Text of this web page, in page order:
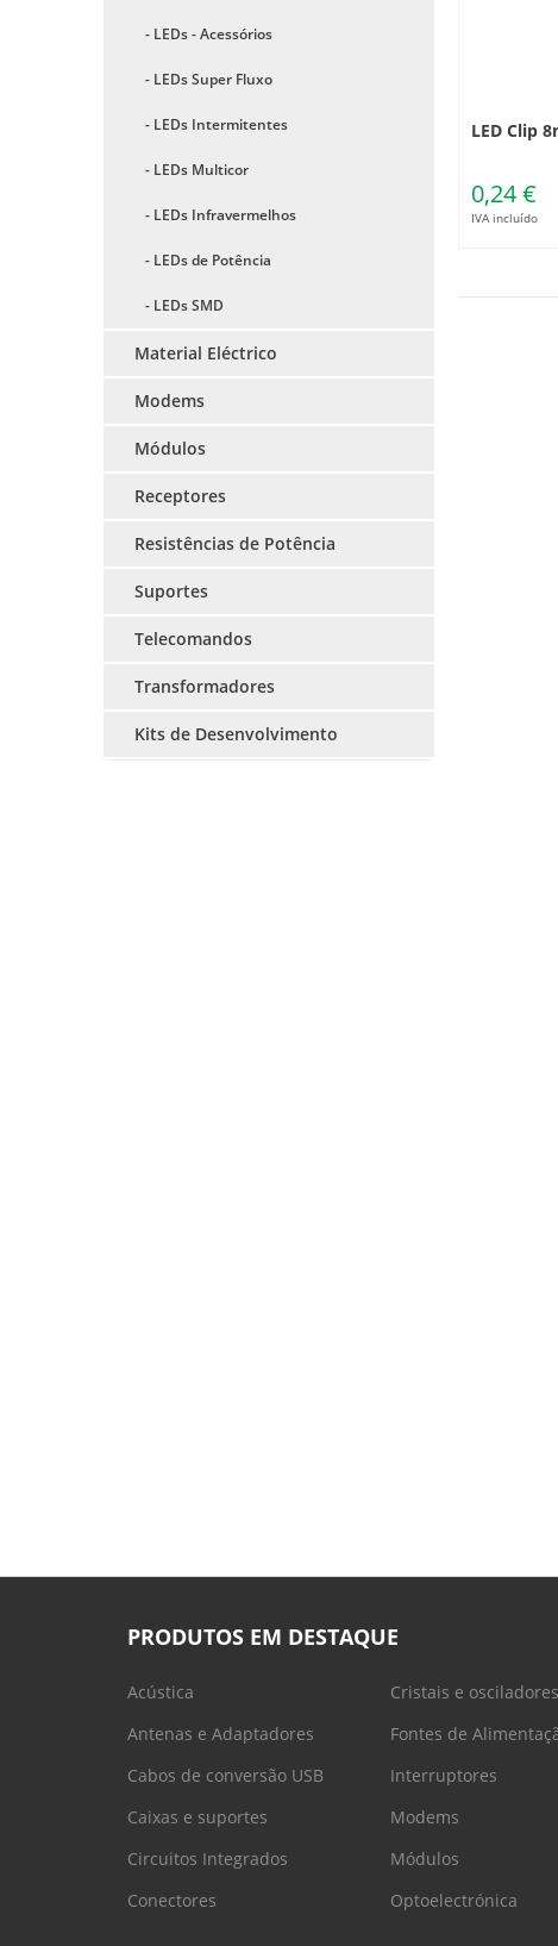
- LEDs - Acessórios
- LEDs Super Fluxo
- LEDs Intermitentes
- LEDs Multicor
- LEDs Infravermelhos
- LEDs de Potência
- LEDs SMD
Material Eléctrico
Modems
Módulos
Receptores
Resistências de Potência
Suportes
Telecomandos
Transformadores
Kits de Desenvolvimento
LED Clip
0,24 €
IVA incluído
PRODUTOS EM DESTAQUE
Acústica
Antenas e Adaptadores
Cabos de conversão USB
Caixas e suportes
Circuitos Integrados
Conectores
Cristais e osciladores
Fontes de
Interruptores
Modems
Módulos
Optoelectrónica